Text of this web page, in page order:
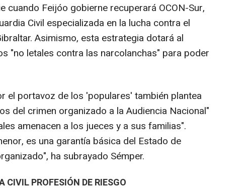
cuando Feijóo gobierne recuperará OCON-Sur,
Civil especializada en la lucha contra el
Asimismo, esta estrategia dotará al
"no letales contra las narcolanchas" para poder
el portavoz de los 'populares' también plantea
del crimen organizado a la Audiencia Nacional"
amenacen a los jueces y a sus familias".
es una garantía básica del Estado de
ha subrayado Sémper.
CIVIL PROFESIÓN DE RIESGO